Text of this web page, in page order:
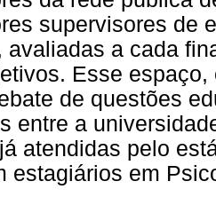
supervisores de
avaliadas a cada
Esse
de questões
entre a
atendidas pelo
estagiários em